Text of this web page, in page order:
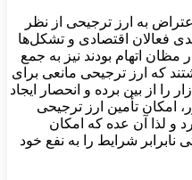
به ارز ترجیحی از نظر
فعالان اقتصادی و تشکل‌ها
مظان اتهام بودند نیز به جمع
که ارز ترجیحی مانعی برای
را از بین برده و انحصار ایجاد
امکان تأمین ارز ترجیحی
و لذا آن عده که امکان
نابرابر شرایط را به نفع خود